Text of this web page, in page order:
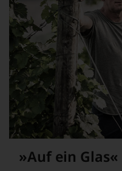
Sie
als
Kunde
des
Hauses
nicht
davon
profitieren,
statt
an
Stelle
sich
auf»Auf ein